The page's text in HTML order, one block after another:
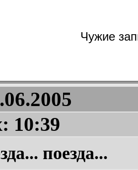
Чужие
10:39
поезда...